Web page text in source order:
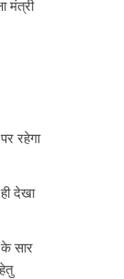
मंत्री
रहेगा
देखा
सार